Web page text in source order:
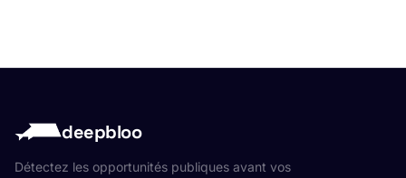
deepbloo
Détectez les opportunités publiques avant vos